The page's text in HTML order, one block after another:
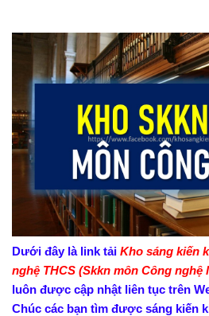
Dưới đây là link tải Kho sáng kiến
nghệ THCS (Skkn môn Công nghệ
luôn được cập nhật liên tục trên
Chúc các bạn tìm được sáng kiến